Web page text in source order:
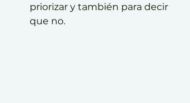
priorizar y también para decir
que no.